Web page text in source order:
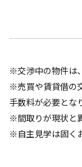
※交渉中の物件は
※売買や賃貸借の
手数料が必要とな
※間取りが現状と
※自主見学は固く